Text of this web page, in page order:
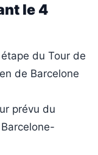
le 4
du Tour de
de Barcelone
prévu du